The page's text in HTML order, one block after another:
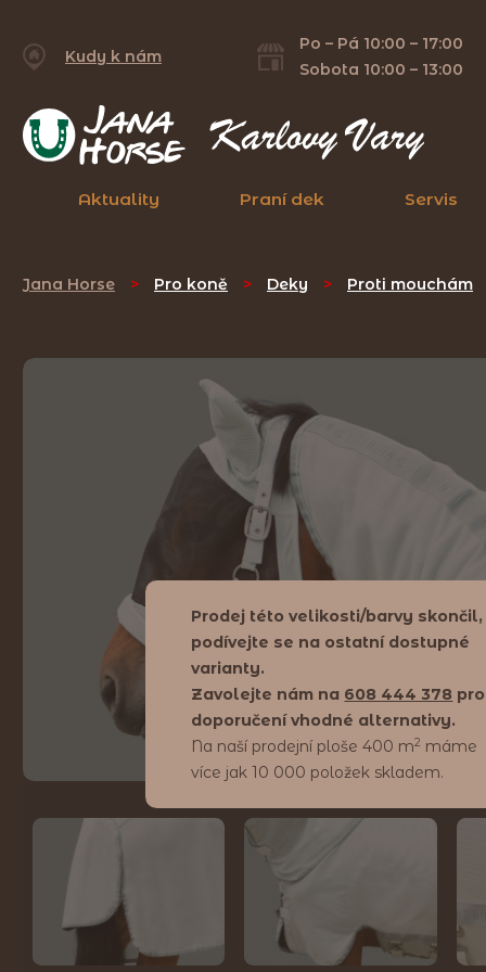
Kudy k nám
Po – Pá 10:00 – 17:00
Sobota 10:00 – 13:00
Aktuality Praní dek Servis
Jana Horse > Pro koně > Deky > Proti mouchám
Prodej této velikosti/barvy skončil,
podívejte se na ostatní dostupné
varianty.
Zavolejte nám na 608 444 378 pro
doporučení vhodné alternativy.
Na naší prodejní ploše 400 m2 máme
více jak 10 000 položek skladem.